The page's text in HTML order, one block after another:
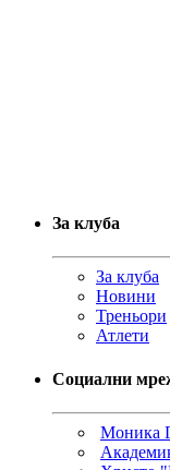
За клуба
За клуба
Новини
Треньори
Атлети
Социални
Моника